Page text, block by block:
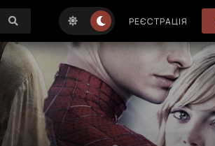
РЕЄСТРАЦІЯ